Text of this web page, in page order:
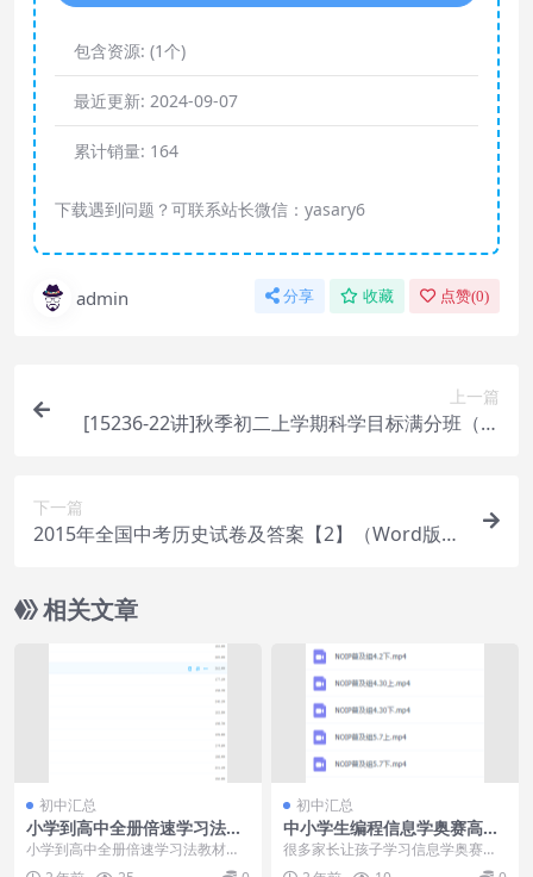
包含资源: (1个)
最近更新: 2024-09-07
累计销量: 164
下载遇到问题？可联系站长微信：yasary6
admin 分享 收藏 点赞(0)
上一篇
[15236-22讲]秋季初二上学期科学目标满分班（浙
下一篇
2015年全国中考历史试卷及答案【2】（Word版，
相关文章
初中汇总
小学到高中全册倍速学习法教
材导学练9年级倍速学习法
小学到高中全册倍速学习法教材导
学练9年级倍速学习法到底能让你学
初中汇总
中小学生编程信息学奥赛高级
班普及组提高组视频课程讲义
很多家长让孩子学习信息学奥赛一
方面是可以培养孩子的兴趣爱好，